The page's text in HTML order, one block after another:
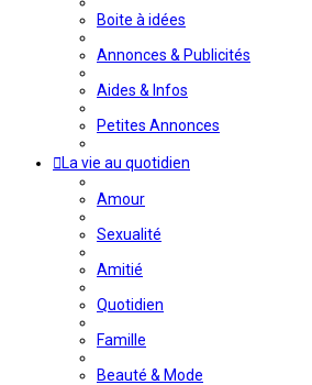
Boite à idées
Annonces & Publicités
Aides & Infos
Petites Annonces
La vie au quotidien
Amour
Sexualité
Amitié
Quotidien
Famille
Beauté & Mode